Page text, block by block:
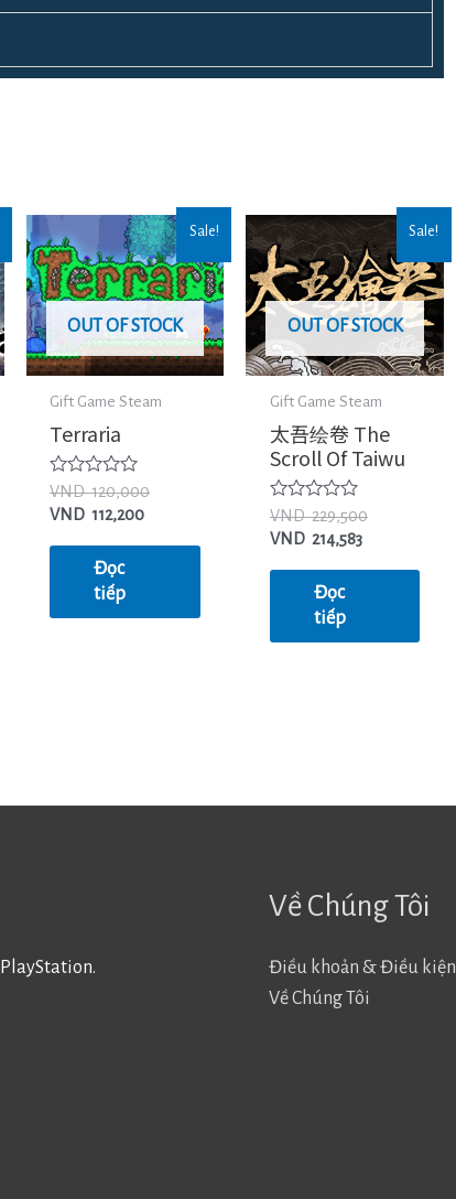
Sale!
OUT OF STOCK
Gift Game Steam
Terraria
Được
xếp
hạng
VND120,000
VND 112,200
Đọc
tiếp
Sale!
OUT OF STOCK
Gift Game Steam
太吾绘卷 The
Scroll Of Taiwu
Được
xếp
hạng
VND229,500
VND 214,583
Đọc
tiếp
Về Chúng Tôi
Điều khoản & Điều kiện
Về Chúng Tôi